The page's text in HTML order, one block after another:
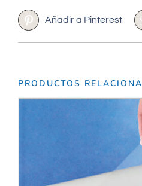
Añadir a Pinterest
PRODUCTOS